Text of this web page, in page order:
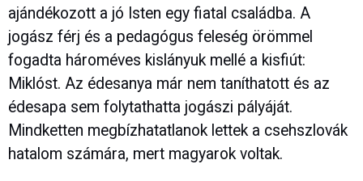
ajándékozott a jó Isten egy fiatal családba. A
jogász férj és a pedagógus feleség örömmel
fogadta hároméves kislányuk mellé a kisfiút:
Miklóst. Az édesanya már nem taníthatott és az
édesapa sem folytathatta jogászi pályáját.
Mindketten megbízhatatlanok lettek a csehszlovák
hatalom számára, mert magyarok voltak.